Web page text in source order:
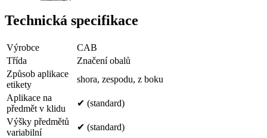
Technická specifikace
Výrobce
CAB
Třída
Značení obalů
Způsob aplikace
etikety
shora, zespodu, z boku
Aplikace na
předmět v klidu
✔ (standard)
Výšky předmětů
variabilní
✔ (standard)